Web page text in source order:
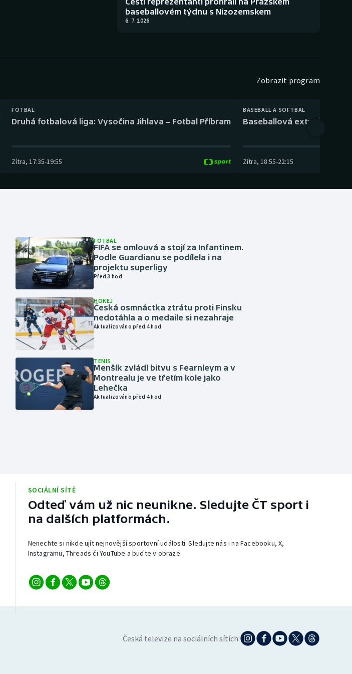
baseballovém týdnu s Nizozemskem
6. 7. 2026
Zobrazit program
FOTBAL
Druhá fotbalová liga: Vysočina Jihlava – Fotbal Příbram
Zítra, 17:35-19:55
BASEBALL A SOFTBAL
Baseballová extraliga:
Zítra, 18:55-22:15
FOTBAL
FIFA se omlouvá a stojí za Infantinem.
Podle Guardianu se podílela i na
projektu superligy
Před 3 hod
HOKEJ
Česká osmnáctka ztrátu proti Finsku
nedotáhla a o medaile si nezahraje
Aktualizováno před 4 hod
TENIS
Menšík zvládl bitvu s Fearnleym a v
Montrealu je ve třetím kole jako
Lehečka
Aktualizováno před 4 hod
SOCIÁLNÍ SÍTĚ
Odteď vám už nic neunikne. Sledujte ČT sport i
na dalších platformách.
Nenechte si nikde ujít nejnovější sportovní události. Sledujte nás i na Facebooku, X,
Instagramu, Threads či YouTube a buďte v obraze.
Česká televize na sociálních sítích: